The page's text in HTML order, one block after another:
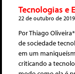
Tecnologias e
22 de outubro de 2019
Por Thiago
de sociedade
em um
criticando a